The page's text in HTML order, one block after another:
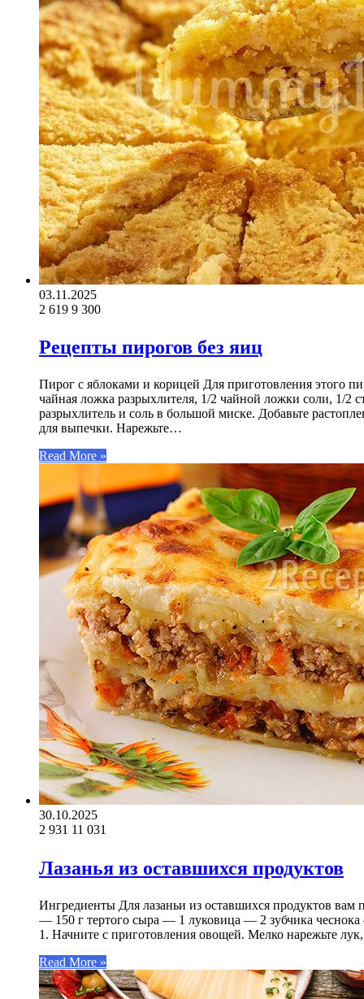
03.11.2025
2 619 9 300
Рецепты пирогов без яиц
Пирог с яблоками и корицей Для приготовления этого
чайная ложка разрыхлителя, 1/2 чайной ложки соли, 1/2
разрыхлитель и соль в большой миске. Добавьте
для выпечки. Нарежьте…
Read More »
30.10.2025
2 931 11 031
Лазанья из оставшихся продуктов
Ингредиенты Для лазаньи из оставшихся продуктов
— 150 г тертого сыра — 1 луковица — 2 зубчика
1. Начните с приготовления овощей. Мелко нарежьте
Read More »